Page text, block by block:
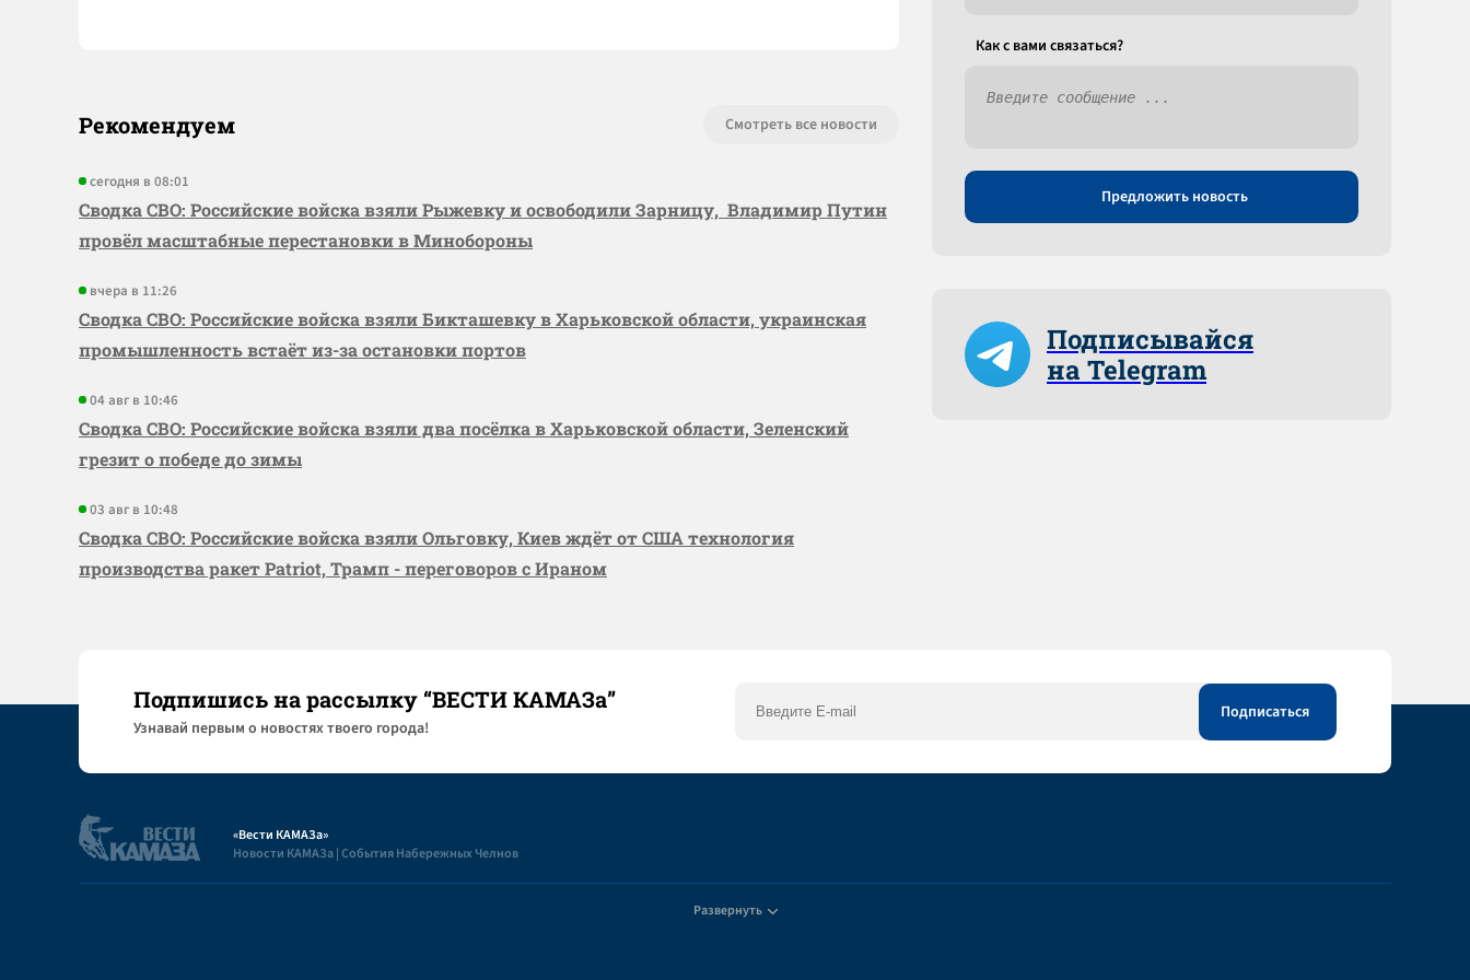
Рекомендуем Смотреть все новости
сегодня в 08:01
Сводка СВО: Российские войска взяли Рыжевку и освободили Зарницу, Владимир Путин
провёл масштабные перестановки в Минобороны
вчера в 11:26
Сводка СВО: Российские войска взяли Бикташевку в Харьковской области, украинская
промышленность встаёт из-за остановки портов
04 авг в 10:46
Сводка СВО: Российские войска взяли два посёлка в Харьковской области, Зеленский
грезит о победе до зимы
03 авг в 10:48
Сводка СВО: Российские войска взяли Ольговку, Киев ждёт от США технология
производства ракет Patriot, Трамп - переговоров с Ираном
Как c вами связаться?
Предложить новость
Подписывайся
на Telegram
Подпишись на рассылку “ВЕСТИ КАМАЗа”
Узнaвай первым о новостях твоего города!
«Вести КАМАЗа»
Новости КАМАЗа | События Набережных Челнов
Развернуть